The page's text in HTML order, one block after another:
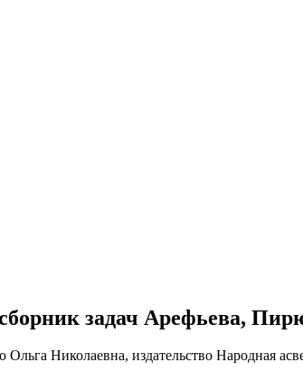
задач Арефьева,